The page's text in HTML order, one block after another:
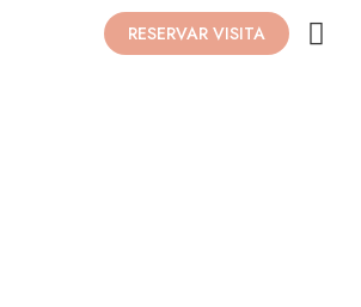
RESERVAR VISITA